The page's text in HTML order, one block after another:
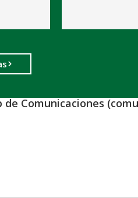
Comunicaciones